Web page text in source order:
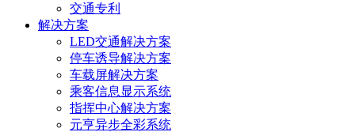
交通专利
解决方案
LED交通解决方案
停车诱导解决方案
车载屏解决方案
乘客信息显示系统
指挥中心解决方案
元亨异步全彩系统